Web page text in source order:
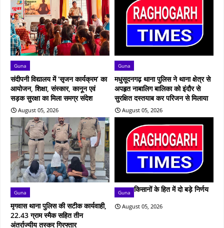
Guna
संदीपनी विद्यालय में ‘सृजन कार्यक्रम’ का
आयोजन, शिक्षा, संस्कार, कानून एवं
सड़क सुरक्षा का मिला समग्र संदेश
August 05, 2026
Guna
मधुसूदनगढ़ थाना पुलिस ने थाना क्षेत्र से
अपहृत नाबालिग बालिका को इंदौर से
सुरक्षित दस्तयाब कर परिजन से मिलाया
August 05, 2026
Guna
मृगवास थाना पुलिस की सटीक कार्यवाही,
22.43 ग्राम स्मैक सहित तीन
अंतर्राज्यीय तस्कर गिरफ्तार
Guna किसानों के हित में दो बड़े निर्णय
August 05, 2026